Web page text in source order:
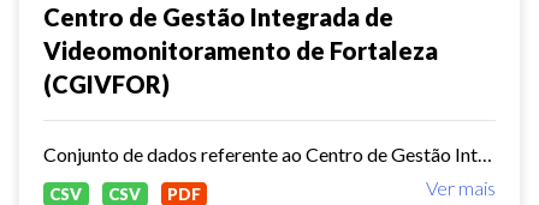
Centro de Gestão Integrada de
Videomonitoramento de Fortaleza
(CGIVFOR)
Ver mais
CSV CSV PDF